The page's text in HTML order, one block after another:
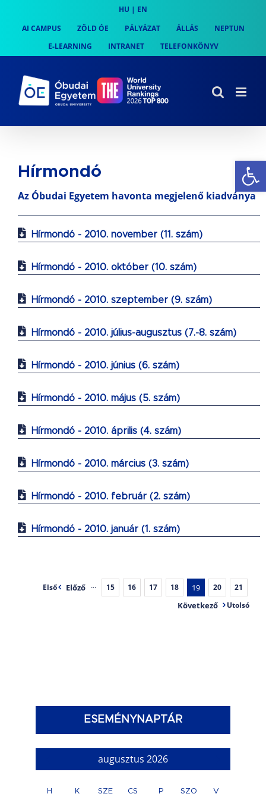
content
HU | EN
AI CAMPUS
ZÖLD ÓE PÁLYÁZAT ÁLLÁS
NEPTUN
E-LEARNING
INTRANET TELEFONKÖNYV
Hírmondó
Az Óbudai Egyetem havonta megjelenő kiadványa
Hírmondó - 2010. november (11. szám)
Hírmondó - 2010. október (10. szám)
Hírmondó - 2010. szeptember (9. szám)
Hírmondó - 2010. július-augusztus (7.-8. szám)
Hírmondó - 2010. június (6. szám)
Hírmondó - 2010. május (5. szám)
Hírmondó - 2010. április (4. szám)
Hírmondó - 2010. március (3. szám)
Hírmondó - 2010. február (2. szám)
Hírmondó - 2010. január (1. szám)
Első Előző ··· 15 16 17 18 19 20 21
Következő Utolsó
ESEMÉNYNAPTÁR
augusztus 2026
H K SZE CS P SZO V